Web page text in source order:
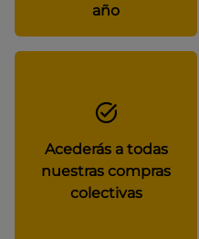
año
Acederás a todas
nuestras compras
colectivas